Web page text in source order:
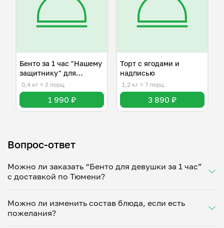
Бенто за 1 час "Нашему
защитнику" для
мужчины
0,4 кг ≈ 2 порц.
1 990 ₽
Торт с ягодами и
надписью
1,2 кг ≈ 7 порц.
3 890 ₽
Вопрос-ответ
Можно ли заказать “Бенто для девушки за 1 час”
с доставкой по Тюмени?
Укажите удобное время — и получите свежее
домашнее блюдо в большой порции прямо с плиты.
Можно ли изменить состав блюда, если есть
пожелания?